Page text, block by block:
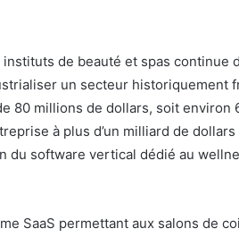
de beauté et spas continue
un secteur historiquement
80 millions de dollars, soit environ
à plus d’un milliard de
du software vertical dédié au
SaaS permettant aux salons de